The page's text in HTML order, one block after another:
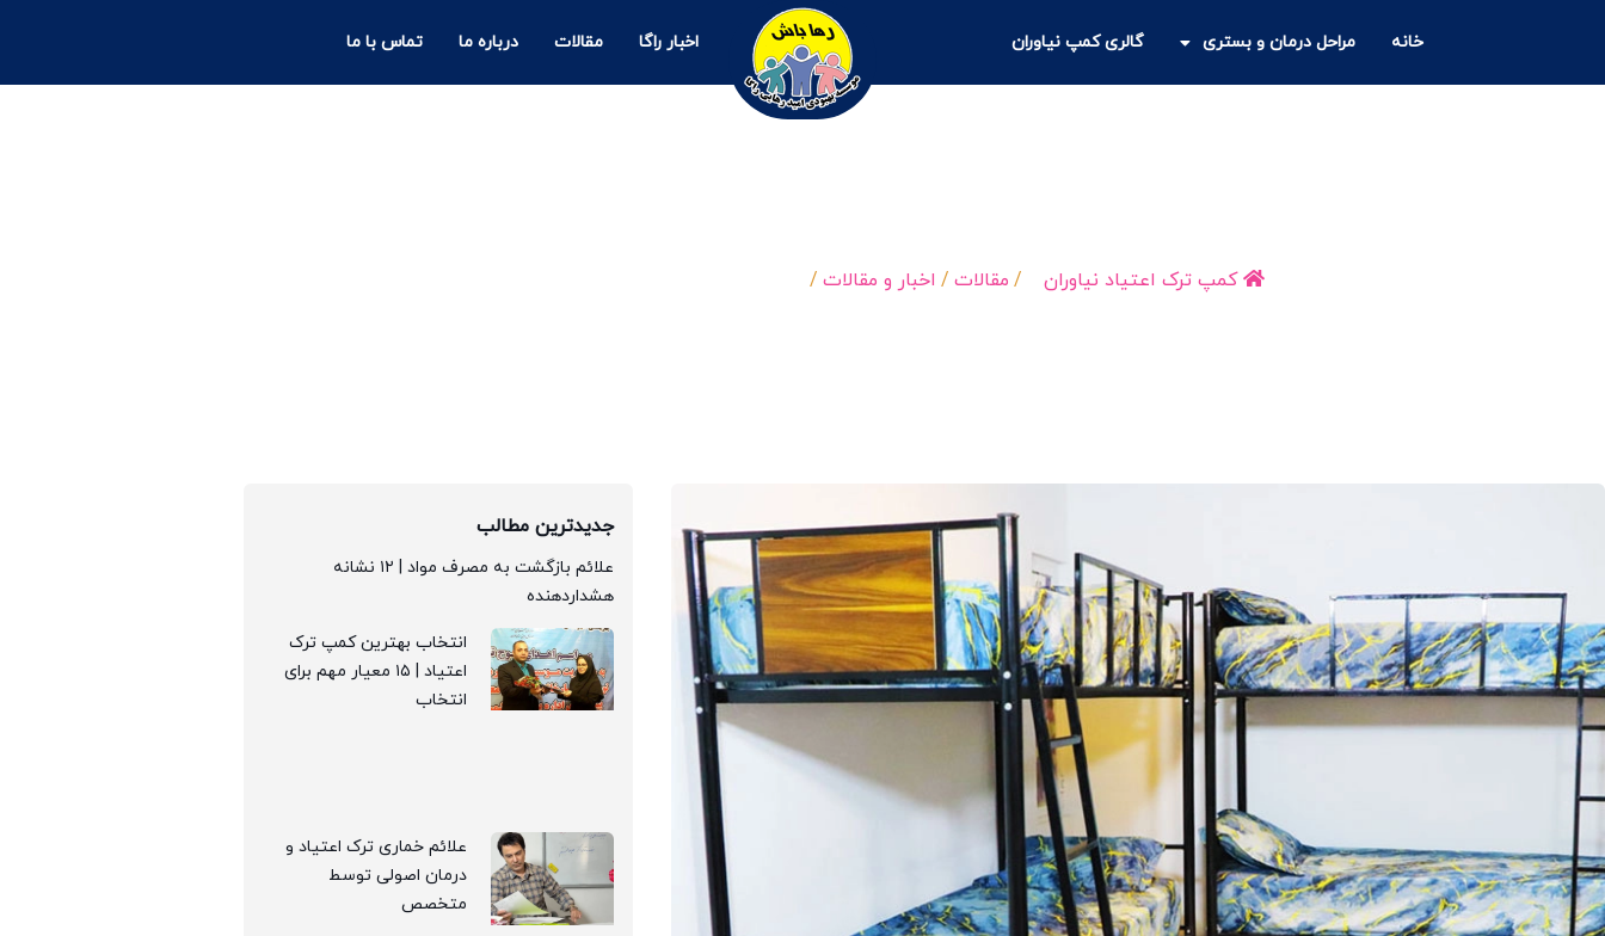
خانه مراحل درمان و بستری گالری کمپ نیاوران اخبار راگا مقالات درباره ما تماس با ما
کمپ ترک اعتیاد نیاوران / مقالات / اخبار و مقالات /
جدیدترین مطالب
علائم بازگشت به مصرف مواد | ۱۲ نشانه
هشداردهنده
انتخاب بهترین کمپ ترک
اعتیاد | ۱۵ معیار مهم برای
انتخاب
علائم خماری ترک اعتیاد و
درمان اصولی توسط
متخصص